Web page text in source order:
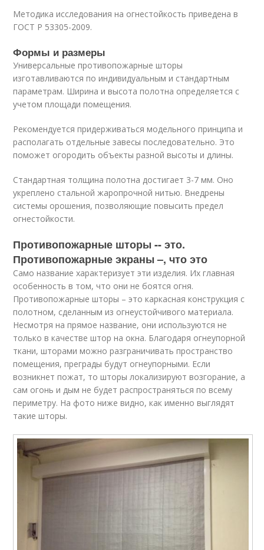
Методика исследования на огнестойкость приведена в
ГОСТ Р 53305-2009.
Формы и размеры
Универсальные противопожарные шторы
изготавливаются по индивидуальным и стандартным
параметрам. Ширина и высота полотна определяется с
учетом площади помещения.
Рекомендуется придерживаться модельного принципа и
располагать отдельные завесы последовательно. Это
поможет огородить объекты разной высоты и длины.
Стандартная толщина полотна достигает 3-7 мм. Оно
укреплено стальной жаропрочной нитью. Внедрены
системы орошения, позволяющие повысить предел
огнестойкости.
Противопожарные шторы -- это.
Противопожарные экраны –, что это
Само название характеризует эти изделия. Их главная
особенность в том, что они не боятся огня.
Противопожарные шторы – это каркасная конструкция с
полотном, сделанным из огнеустойчивого материала.
Несмотря на прямое название, они используются не
только в качестве штор на окна. Благодаря огнеупорной
ткани, шторами можно разграничивать пространство
помещения, преграды будут огнеупорными. Если
возникнет пожат, то шторы локализируют возгорание, а
сам огонь и дым не будет распространяться по всему
периметру. На фото ниже видно, как именно выглядят
такие шторы.